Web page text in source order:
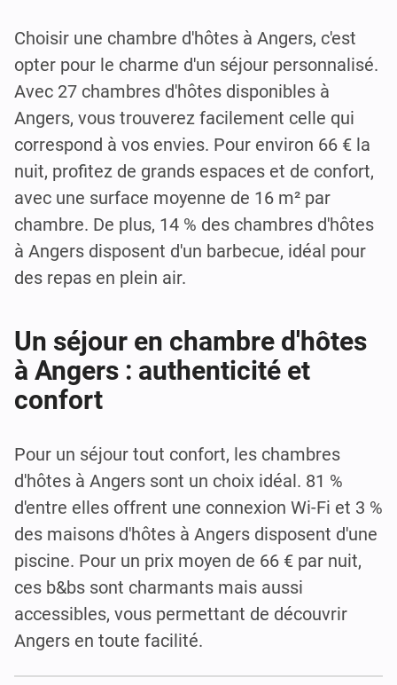
Choisir une chambre d'hôtes à Angers, c'est
opter pour le charme d'un séjour personnalisé.
Avec 27 chambres d'hôtes disponibles à
Angers, vous trouverez facilement celle qui
correspond à vos envies. Pour environ 66 € la
nuit, profitez de grands espaces et de confort,
avec une surface moyenne de 16 m² par
chambre. De plus, 14 % des chambres d'hôtes
à Angers disposent d'un barbecue, idéal pour
des repas en plein air.
Un séjour en chambre d'hôtes
à Angers : authenticité et
confort
Pour un séjour tout confort, les chambres
d'hôtes à Angers sont un choix idéal. 81 %
d'entre elles offrent une connexion Wi-Fi et 3 %
des maisons d'hôtes à Angers disposent d'une
piscine. Pour un prix moyen de 66 € par nuit,
ces b&bs sont charmants mais aussi
accessibles, vous permettant de découvrir
Angers en toute facilité.